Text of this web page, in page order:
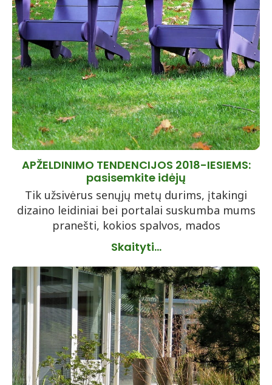
APŽELDINIMO TENDENCIJOS 2018-IESIEMS:
pasisemkite idėjų
Tik užsivėrus senųjų metų durims, įtakingi
dizaino leidiniai bei portalai suskumba mums
pranešti, kokios spalvos, mados
Skaityti...